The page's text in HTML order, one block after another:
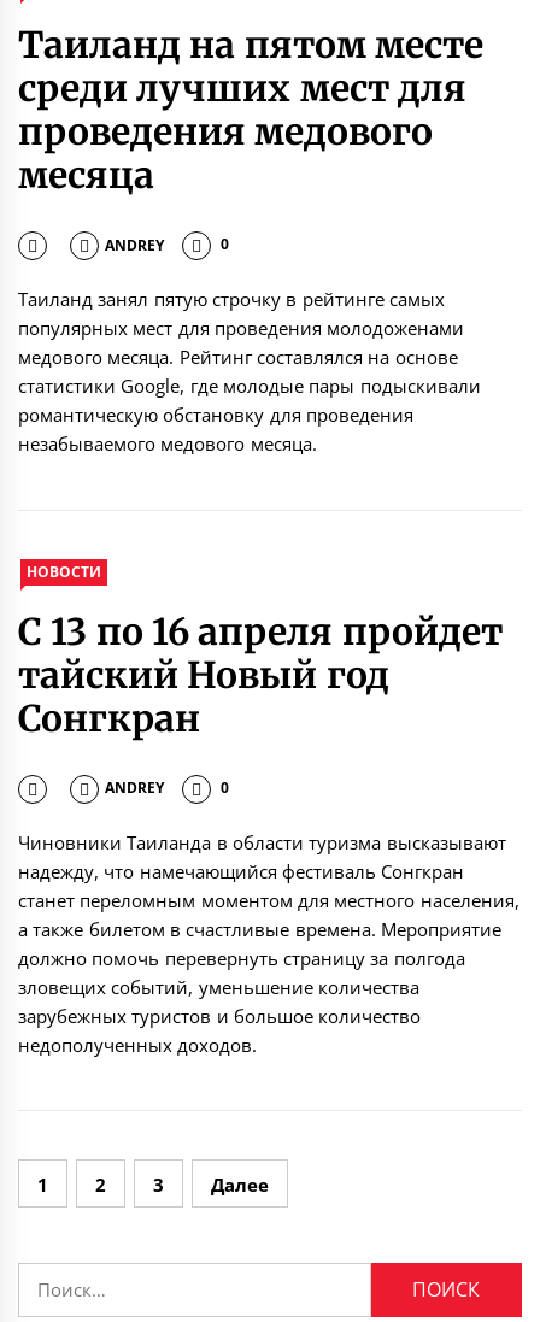
Таиланд на пятом месте
среди лучших мест для
проведения медового
месяца
ANDREY 0
Таиланд занял пятую строчку в рейтинге самых
популярных мест для проведения молодоженами
медового месяца. Рейтинг составлялся на основе
статистики Google, где молодые пары подыскивали
романтическую обстановку для проведения
незабываемого медового месяца.
НОВОСТИ
С 13 по 16 апреля пройдет
тайский Новый год
Сонгкран
ANDREY 0
Чиновники Таиланда в области туризма высказывают
надежду, что намечающийся фестиваль Сонгкран
станет переломным моментом для местного населения,
а также билетом в счастливые времена. Мероприятие
должно помочь перевернуть страницу за полгода
зловещих событий, уменьшение количества
зарубежных туристов и большое количество
недополученных доходов.
Навигация
записям
1 2 3 Далее
Найти: